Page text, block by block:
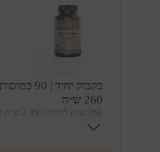
שיחת ייעוץ חינמית עם נטורופתית
שלך, התרופות שנלקחות,
בקבוק יחיד
260 ש״ח
260 ש״ח ליחידה | 2.89 ש״ח לכמוסה